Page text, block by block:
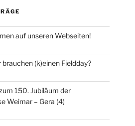
auf unseren Webseiten!
(k)einen Fieldday?
150. Jubiläum der
Weimar – Gera (4)